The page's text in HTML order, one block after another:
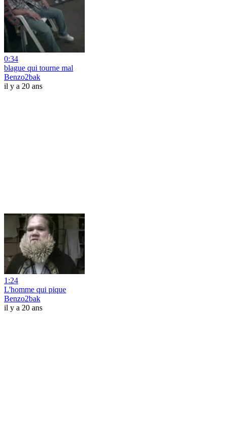
0:34
blague qui tourne mal
Benzo2bak
il y a 20 ans
1:24
L'homme qui pique
Benzo2bak
il y a 20 ans